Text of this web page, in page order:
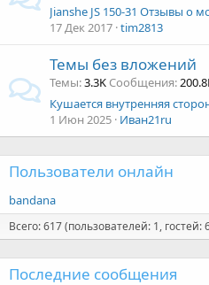
Jianshe JS 150-31 Отзывы о
17 Дек 2017 tim2813
Темы без вложений
Темы 3.3K Сообщения
Кушается внутренняя
1 Июн 2025 Иван21ru
Пользователи онлайн
bandana
Всего: 617 (пользователей: 1, гостей:
Последние сообщения